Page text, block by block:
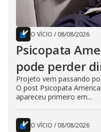
O VÍCIO / 08/08/2026
Psicopata
pode perder
Projeto vem passando
O post Psicopata
apareceu primeiro em...
O VÍCIO / 08/08/2026